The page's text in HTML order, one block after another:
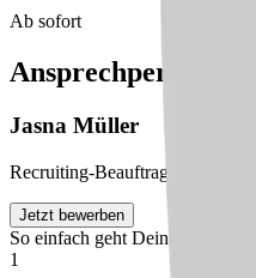
Ab sofort
Ansprechperson
Jasna Müller
Recruiting-Beauftragte
Jetzt bewerben
So einfach geht Deine
1